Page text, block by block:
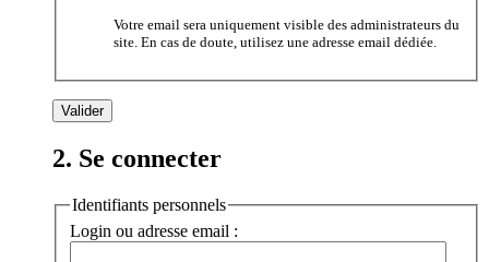
Votre email sera uniquement visible des administrateurs du
site. En cas de doute, utilisez une adresse email dédiée.
2. Se connecter
Identifiants personnels
Login ou adresse email :